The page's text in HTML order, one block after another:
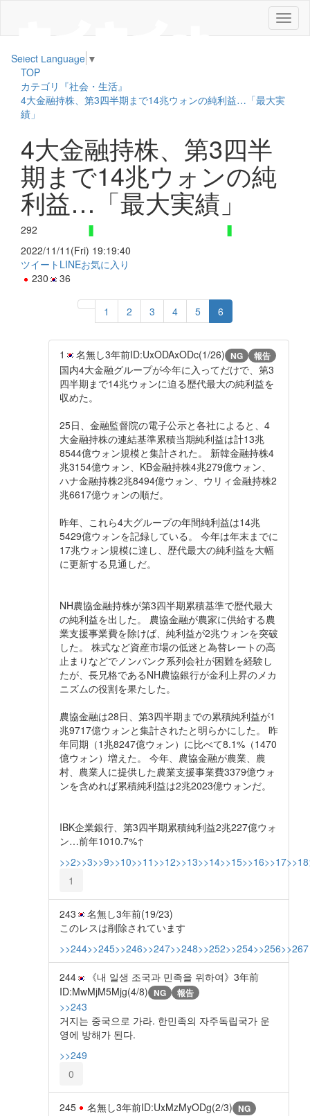
メ
ニ
Select Language ▼
TOP
カテゴリ『社会・生活』
4大金融持株、第3四半期まで14兆ウォンの純利益…「最大実
績」
4大金融持株、第3四半
期まで14兆ウォンの純
利益…「最大実績」
292
2022/11/11(Fri) 19:19:40
ツイート LINEお気に入り
230
36
1 2 3 4 5 6
1 名無し3年前ID:UxODAxODc(1/26) NG 報告
国内4大金融グループが今年に入ってだけで、第3
四半期まで14兆ウォンに迫る歴代最大の純利益を
収めた。
25日、金融監督院の電子公示と各社によると、4
大金融持株の連結基準累積当期純利益は計13兆
8544億ウォン規模と集計された。 新韓金融持株4
兆3154億ウォン、KB金融持株4兆279億ウォン、
ハナ金融持株2兆8494億ウォン、ウリィ金融持株2
兆6617億ウォンの順だ。
昨年、これら4大グループの年間純利益は14兆
5429億ウォンを記録している。 今年は年末までに
17兆ウォン規模に達し、歴代最大の純利益を大幅
に更新する見通しだ。
NH農協金融持株が第3四半期累積基準で歴代最大
の純利益を出した。 農協金融が農家に供給する農
業支援事業費を除けば、純利益が2兆ウォンを突破
した。 株式など資産市場の低迷と為替レートの高
止まりなどでノンバンク系列会社が困難を経験し
たが、長兄格であるNH農協銀行が金利上昇のメカ
ニズムの役割を果たした。
農協金融は28日、第3四半期までの累積純利益が1
兆9717億ウォンと集計されたと明らかにした。 昨
年同期（1兆8247億ウォン）に比べて8.1%（1470
億ウォン）増えた。 今年、農協金融が農業、農
村、農業人に提供した農業支援事業費3379億ウォ
ンを含めれば累積純利益は2兆2023億ウォンだ。
IBK企業銀行、第3四半期累積純利益2兆227億ウォ
ン…前年1010.7%↑
>>2>>3>>9>>10>>11 >>12>>13>>14>>15>>16>>17>>18
1
243 名無し3年前(19/23)
このレスは削除されています
>>244>>245>>246>>247>>248>>252>>254>>256>>267
244 《내 일생 조국과 민족을 위하여》 3年前
ID:MwMjM5Mjg(4/8) NG 報告
>>243
거지는 중국으로 가라. 한민족의 자주독립국가 운
영에 방해가 된다.
>>249
0
245 名無し3年前ID:UxMzMyODg(2/3) NG